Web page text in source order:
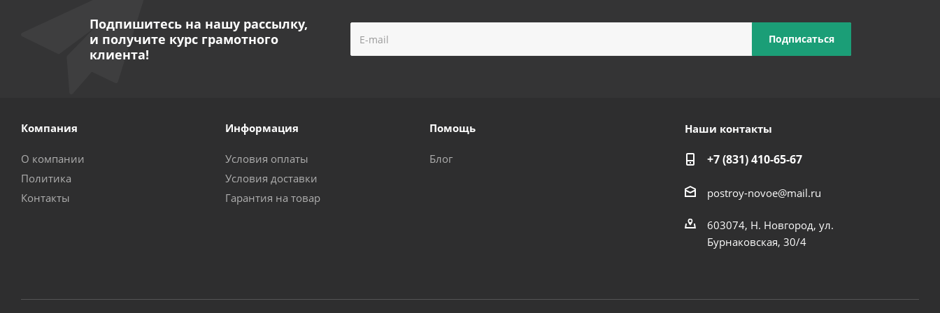
Подпишитесь на нашу рассылку,
и получите курс грамотного
клиента!
Компания
О компании
Политика
Контакты
Информация
Условия оплаты
Условия доставки
Гарантия на товар
Помощь
Блог
Наши контакты
+7 (831) 410-65-67
postroy-novoe@mail.ru
603074, Н. Новгород, ул.
Бурнаковская, 30/4